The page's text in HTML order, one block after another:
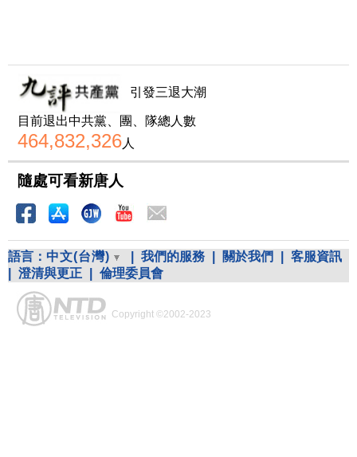
引發三退大潮
目前退出中共黨、團、隊總人數
464,832,326人
隨處可看新唐人
語言： 中文(台灣) 我們的服務 關於我們
客服資訊
澄清與更正 倫理委員會
Copyright ©2002-2023